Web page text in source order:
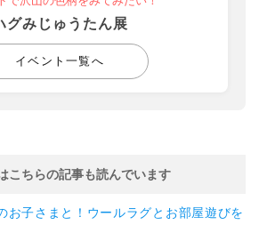
グみじゅうたん展
イベント一覧へ
こちらの記事も読んでいます
お子さまと！ウールラグとお部屋遊びを